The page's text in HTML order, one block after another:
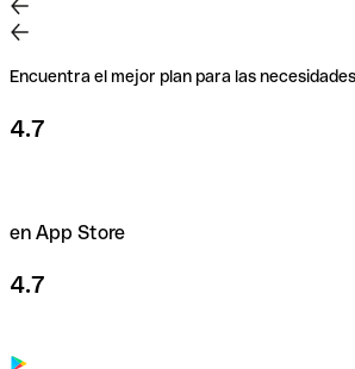
Encuentra el mejor plan para las
4.7
en App Store
4.7